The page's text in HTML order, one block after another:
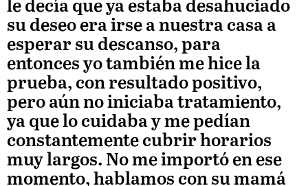
le decía que ya estaba desahuciado
su deseo era irse a nuestra casa a
esperar su descanso, para
entonces yo también me hice la
prueba, con resultado positivo,
pero aún no iniciaba tratamiento,
ya que lo cuidaba y me pedían
constantemente cubrir horarios
muy largos. No me importó en ese
momento, hablamos con su mamá